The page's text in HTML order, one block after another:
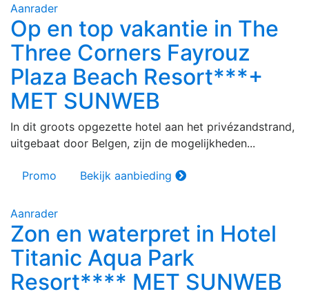
Aanrader
Op en top vakantie in The
Three Corners Fayrouz
Plaza Beach Resort***+
MET SUNWEB
In dit groots opgezette hotel aan het privézandstrand,
uitgebaat door Belgen, zijn de mogelijkheden...
Promo Bekijk aanbieding
Aanrader
Zon en waterpret in Hotel
Titanic Aqua Park
Resort**** MET SUNWEB